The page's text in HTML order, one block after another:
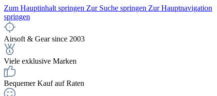
Zum Hauptinhalt springen Zur Suche springen Zur Hauptnavigation
springen
Airsoft & Gear since 2003
Viele exklusive Marken
Bequemer Kauf auf Raten